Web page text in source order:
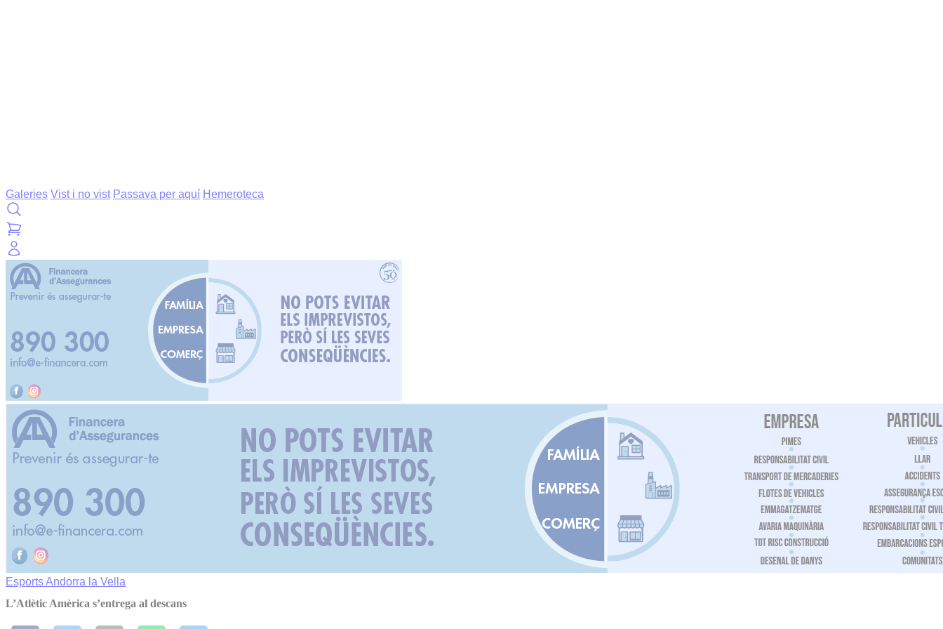
Galeries Vist i no vist Passava per aquí Hemeroteca
EsportsAndorra la Vella
L’Atlètic Amèrica s’entrega al descans